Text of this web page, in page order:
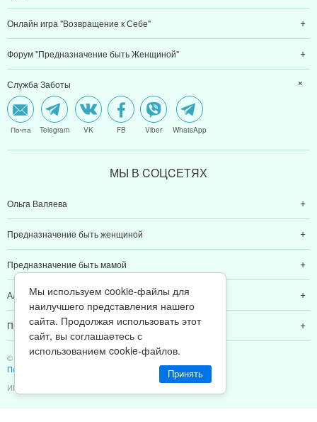
Онлайн игра "Возвращение к Себе"
Форум "Предназначение быть Женщиной"
Служба Заботы
Почта Telegram VK FB Viber WhatsApp
МЫ В CОЦCЕТЯХ
Ольга Валяева
Предназначение быть женщиной
Предназначение быть мамой
Алексей Валяев
Предназначение быть папой
© 2011-2026 Предназначение быть Женщиной
Политика конфиденциальности
ИП Валяев А. В. | ИНН 380111808709
Мы используем cookie-файлы для
наилучшего представления нашего
сайта. Продолжая использовать этот
сайт, вы соглашаетесь с
использованием cookie-файлов.
Принять